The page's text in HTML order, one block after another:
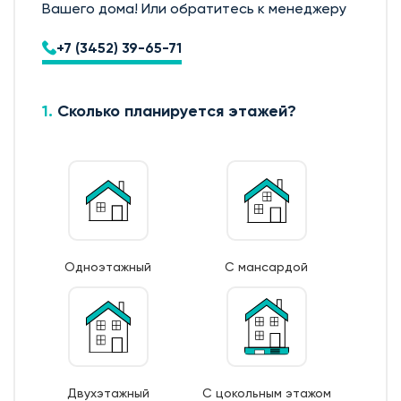
Подготовка участка
Вашего дома! Или обратитесь к менеджеру
+7 (3452) 39-65-71
1. Сколько планируется этажей?
Одноэтажный С мансардой
Двухэтажный С цокольным этажом